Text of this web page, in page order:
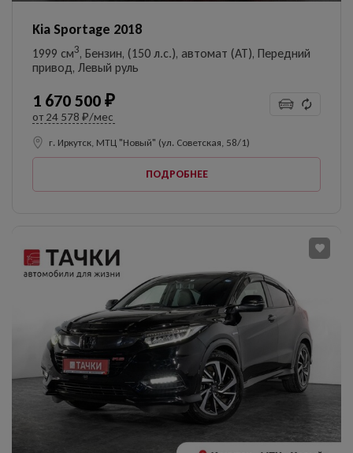
Kia Sportage 2018
1999 см3, Бензин, (150 л.с.), автомат (AT), Передний
привод, Левый руль
1 670 500 ₽
от 24 578 ₽/мес
г. Иркутск, МТЦ "Новый" (ул. Советская, 58/1)
ПОДРОБНЕЕ